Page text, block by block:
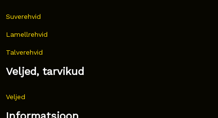
Suverehvid
Lamellrehvid
Talverehvid
Veljed, tarvikud
Veljed